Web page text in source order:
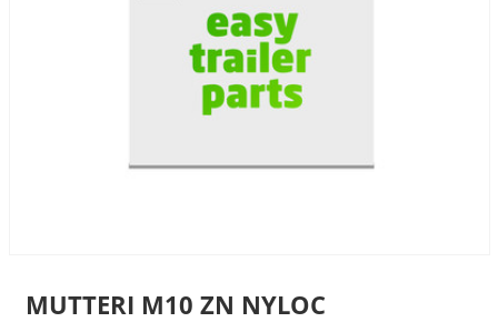
MUTTERI M10 ZN NYLOC